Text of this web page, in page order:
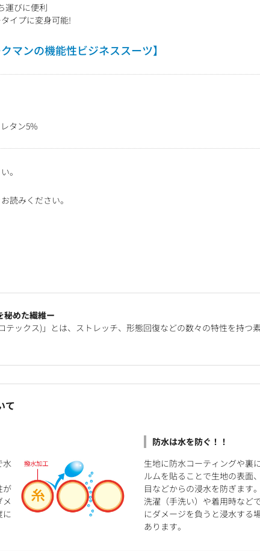
運びに便利
イプに変身可能!
マンの機能性ビジネススーツ】
タン5%
。
読みください。
秘めた繊維ー
テックス)」とは、ストレッチ、形態回復などの数々の特性を持つ
て
水
が
に
防水は水を防ぐ！！
生地に防水コーティングや裏
ルムを貼ることで生地の表面
目などからの浸水を防ぎます。
洗濯（手洗い）や着用時など
にダメージを負うと浸水する
あります。